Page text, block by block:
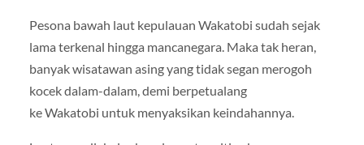
Pesona bawah laut kepulauan Wakatobi sudah sejak
lama terkenal hingga mancanegara. Maka tak heran,
banyak wisatawan asing yang tidak segan merogoh
kocek dalam-dalam, demi berpetualang
ke Wakatobi untuk menyaksikan keindahannya.